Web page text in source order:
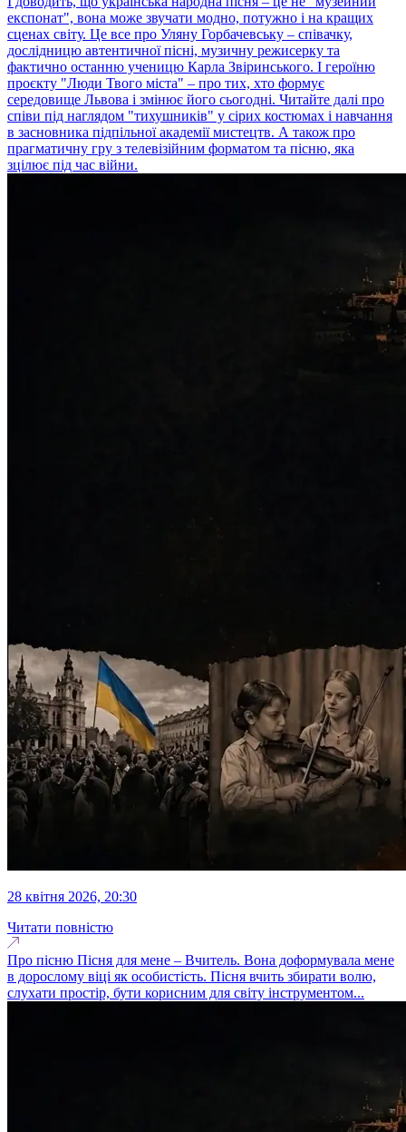
експонат", вона може звучати модно, потужно і на кращих
сценах світу. Це все про Уляну Горбачевську – співачку,
дослідницю автентичної пісні, музичну режисерку та
фактично останню ученицю Карла Звіринського. І героїню
проєкту "Люди Твого міста" – про тих, хто формує
середовище Львова і змінює його сьогодні. Читайте далі про
співи під наглядом "тихушників" у сірих костюмах і навчання
в засновника підпільної академії мистецтв. А також про
прагматичну гру з телевізійним форматом та пісню, яка
зцілює під час війни.
28 квітня 2026, 20:30
Читати повністю
Про пісню Пісня для мене – Вчитель. Вона доформувала мене
в дорослому віці як особистість. Пісня вчить збирати волю,
слухати простір, бути корисним для світу інструментом...